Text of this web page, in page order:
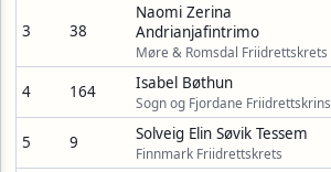
3 38
Naomi Zerina
Andrianjafintrimo
Møre & Romsdal Friidrettskrets
4 164 Isabel Bøthun
Sogn og Fjordane Friidrettskrins
5 9 Solveig Elin Søvik Tessem
Finnmark Friidrettskrets